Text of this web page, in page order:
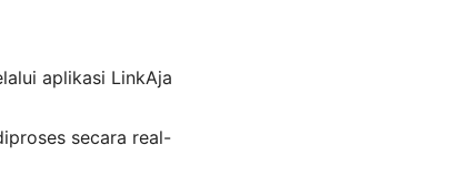
aplikasi LinkAja
secara real-